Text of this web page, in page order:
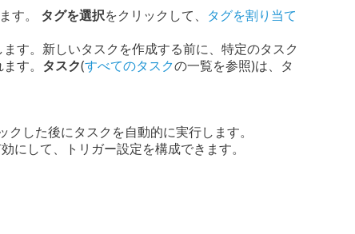
す。 タグを選択をクリックして、
タグを割り当て
す。新しいタスクを作成する前に、特定のタスク
す。 タスク(すべてのタスクの一覧を参照)は、タ
した後にタスクを自動的に実行します。
にして、トリガー設定を構成できます。